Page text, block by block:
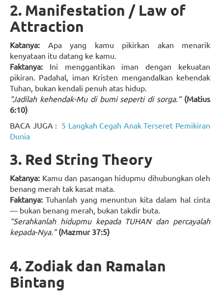
2. Manifestation / Law of
Attraction
Katanya: Apa yang kamu pikirkan akan menarik
kenyataan itu datang ke kamu.
Faktanya: Ini menggantikan iman dengan kekuatan
pikiran. Padahal, iman Kristen mengandalkan kehendak
Tuhan, bukan kendali penuh atas hidup.
“Jadilah kehendak-Mu di bumi seperti di sorga.” (Matius
6:10)
BACA JUGA : 5 Langkah Cegah Anak Terseret Pemikiran
Dunia
3. Red String Theory
Katanya: Kamu dan pasangan hidupmu dihubungkan oleh
benang merah tak kasat mata.
Faktanya: Tuhanlah yang menuntun kita dalam hal cinta
— bukan benang merah, bukan takdir buta.
“Serahkanlah hidupmu kepada TUHAN dan percayalah
kepada-Nya.” (Mazmur 37:5)
4. Zodiak dan Ramalan
Bintang